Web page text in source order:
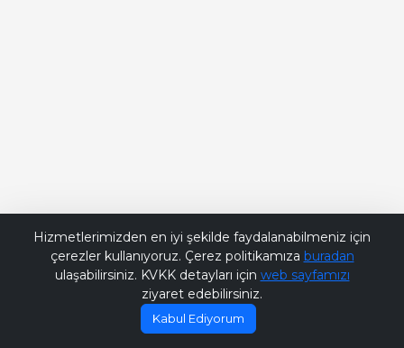
Hizmetlerimizden en iyi şekilde faydalanabilmeniz için
çerezler kullanıyoruz. Çerez politikamıza buradan
ulaşabilirsiniz. KVKK detayları için web sayfamızı
ziyaret edebilirsiniz.
Kabul Ediyorum
Bana Soru Sor | Ask Me